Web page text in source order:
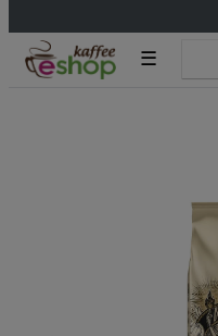
☰